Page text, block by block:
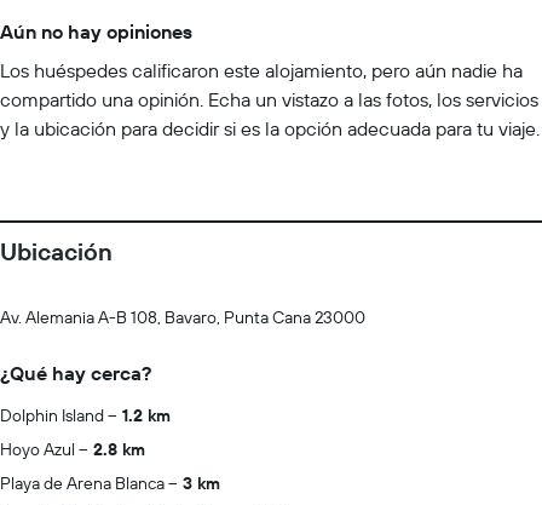
Aún no hay opiniones
Los huéspedes calificaron este alojamiento, pero aún nadie ha
compartido una opinión. Echa un vistazo a las fotos, los servicios
y la ubicación para decidir si es la opción adecuada para tu viaje.
Ubicación
Av. Alemania A-B 108, Bavaro, Punta Cana 23000
¿Qué hay cerca?
Dolphin Island
1.2 km
Hoyo Azul
2.8 km
Playa de Arena Blanca
3 km